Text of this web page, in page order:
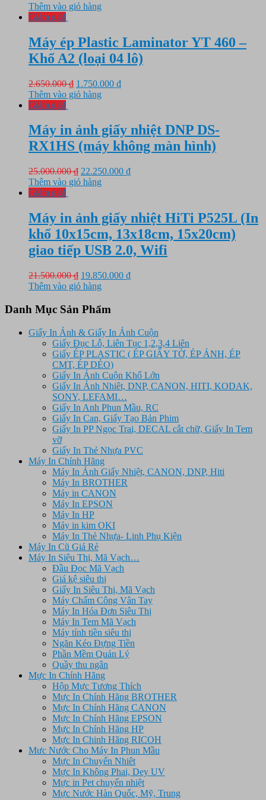
gốc
6.750.000 ₫.
Thêm vào giỏ hàng
Giảm giá!
Máy ép Plastic Laminator YT 460 –
Khổ A2 (loại 04 lô)
2.650.000₫ Giá
gốc
1.750.000 ₫Giá
1.750.000 ₫.
Thêm vào giỏ hàng
Giảm giá!
Máy in ảnh giấy nhiệt DNP DS-
RX1HS (máy không màn hình)
25.000.000₫ Giá
gốc
22.250.000 ₫Giá
22.250.000 ₫.
Thêm vào giỏ hàng
Giảm giá!
Máy in ảnh giấy nhiệt HiTi P525L (In
khổ 10x15cm, 13x18cm, 15x20cm)
giao tiếp USB 2.0, Wifi
21.500.000₫ Giá
gốc
21.500.000 ₫.
19.850.000 ₫Giá
Thêm vào giỏ hàng
Danh Mục Sản Phẩm
Giấy In Ảnh & Giấy In Ảnh Cuộn
Giấy Đục Lỗ, Liên Tục 1,2,3,4 Liên
Giấy ÉP PLASTIC ( ÉP GIẤY TỜ, ÉP ẢNH, ÉP
CMT, ÉP DẺO)
Giấy In Ảnh Cuộn Khổ Lớn
Giấy In Ảnh Nhiêt, DNP, CANON, HITI, KODAK,
SONY, LEFAMI…
Giấy In Anh Phun Mầu, RC
Giấy In Can, Giấy Tạo Bản Phim
Giấy In PP Ngọc Trai, DECAL cắt chữ, Giấy In Tem
vỡ
Giấy In Thẻ Nhựa PVC
Máy In Chính Hãng
Máy In Ảnh Giấy Nhiệt, CANON, DNP, Hiti
Máy In BROTHER
Máy in CANON
Máy In EPSON
Máy In HP
Máy in kim OKI
Máy In Thẻ Nhựa- Linh Phụ Kiện
Máy In Cũ Giá Rẻ
Máy In Siêu Thị, Mã Vạch…
Đầu Đọc Mã Vạch
Giá kệ siêu thị
Giấy In Siêu Thị, Mã Vạch
Máy Chấm Công Vân Tay
Máy In Hóa Đơn Siêu Thị
Máy In Tem Mã Vạch
Máy tính tiền siêu thị
Ngăn Kéo Đựng Tiền
Phần Mềm Quản Lý
Quầy thu ngân
Mực In Chính Hãng
Hộp Mực Tương Thích
Mực In Chính Hãng BROTHER
Mực In Chính Hãng CANON
Mực In Chính Hãng EPSON
Mực In Chính Hãng HP
Mực In Chinh Hãng RICOH
Mưc Nước Cho Máy In Phun Mầu
Mực In Chuyển Nhiêt
Mực In Không Phai, Dey UV
Mực in Pet chuyển nhiệt
Mực Nước Hàn Quốc, Mỹ, Trung